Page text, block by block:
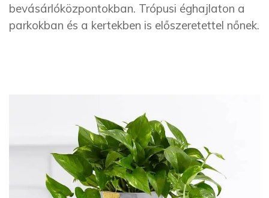
bevásárlóközpontokban. Trópusi éghajlaton a
parkokban és a kertekben is előszeretettel nőnek.